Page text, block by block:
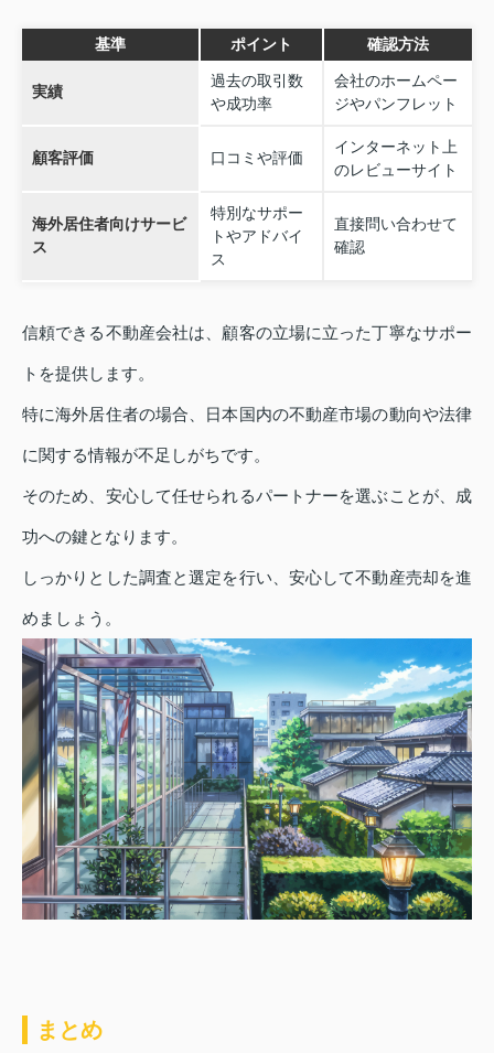
基準 ポイント 確認方法
実績
過去の取引数
や成功率
会社のホームペー
ジやパンフレット
顧客評価 口コミや評価
インターネット上
のレビューサイト
海外居住者向けサービ
ス
特別なサポー
トやアドバイ
ス
直接問い合わせて
確認
信頼できる不動産会社は、顧客の立場に立った丁寧なサポー
トを提供します。
特に海外居住者の場合、日本国内の不動産市場の動向や法律
に関する情報が不足しがちです。
そのため、安心して任せられるパートナーを選ぶことが、成
功への鍵となります。
しっかりとした調査と選定を行い、安心して不動産売却を進
めましょう。
まとめ